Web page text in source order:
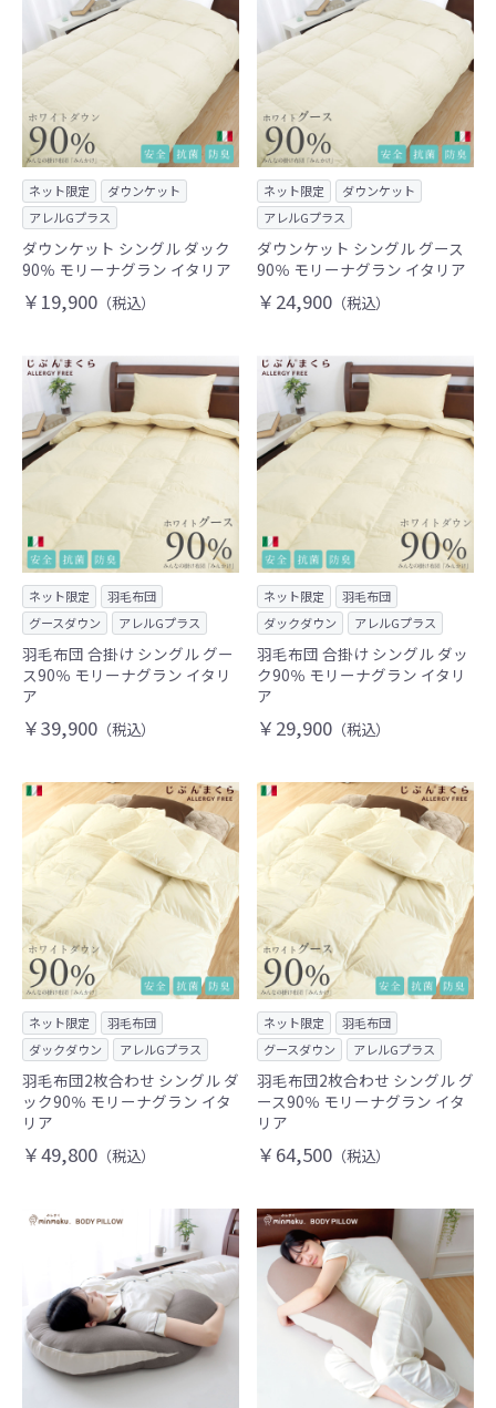
ネット限定
ダウンケット
アレルGプラス
ダウンケット シングル ダック
90％ モリーナグラン イタリア
￥19,900 （税込）
ネット限定
ダウンケット
アレルGプラス
ダウンケット シングル グース
90％ モリーナグラン イタリア
￥24,900 （税込）
ネット限定
羽毛布団
グースダウン
アレルGプラス
羽毛布団 合掛け シングル グー
ス90％ モリーナグラン イタリ
ア
￥39,900 （税込）
ネット限定
羽毛布団
ダックダウン
アレルGプラス
羽毛布団 合掛け シングル ダッ
ク90％ モリーナグラン イタリ
ア
￥29,900 （税込）
ネット限定
羽毛布団
ダックダウン
アレルGプラス
羽毛布団2枚合わせ シングル ダ
ック90％ モリーナグラン イタ
リア
￥49,800 （税込）
ネット限定
羽毛布団
グースダウン
アレルGプラス
羽毛布団2枚合わせ シングル グ
ース90％ モリーナグラン イタ
リア
￥64,500 （税込）